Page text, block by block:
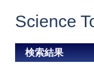
Science
検索結果